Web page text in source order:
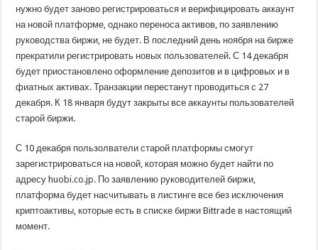
нужно будет заново регистрироваться и верифицировать аккаунт
на новой платформе, однако переноса активов, по заявлению
руководства биржи, не будет. В последний день ноября на бирже
прекратили регистрировать новых пользователей. С 14 декабря
будет приостановлено оформление депозитов и в цифровых и в
фиатных активах. Транзакции перестанут проводиться с 27
декабря. К 18 января будут закрыты все аккаунты пользователей
старой биржи.
С 10 декабря пользолватели старой платформы смогут
зарегистрироваться на новой, которая можно будет найти по
адресу huobi.co.jp. По заявлению руководителей биржи,
платформа будет насчитывать в листинге все без исключения
криптоактивы, которые есть в списке биржи Bittrade в настоящий
момент.